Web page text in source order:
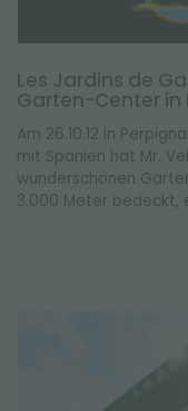
Les Jardins de
Garten-Center in
Am 26.10.12 in
mit Spanien hat Mr.
wunderschönen
3.000 Meter bedeckt,